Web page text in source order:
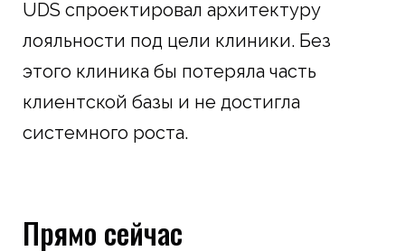
UDS спроектировал архитектуру
лояльности под цели клиники. Без
этого клиника бы потеряла часть
клиентской базы и не достигла
системного роста.
Прямо сейчас